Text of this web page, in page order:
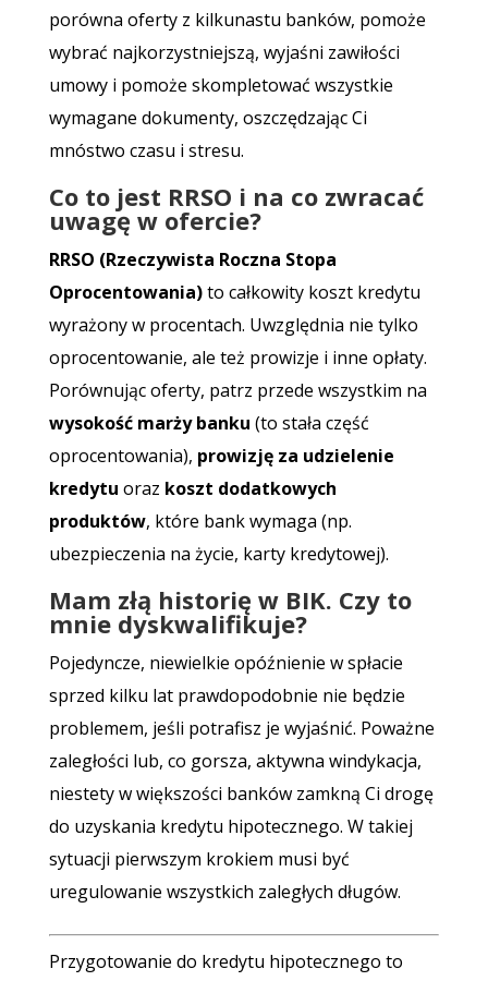
porówna oferty z kilkunastu banków, pomoże
wybrać najkorzystniejszą, wyjaśni zawiłości
umowy i pomoże skompletować wszystkie
wymagane dokumenty, oszczędzając Ci
mnóstwo czasu i stresu.
Co to jest RRSO i na co zwracać
uwagę w ofercie?
RRSO (Rzeczywista Roczna Stopa
Oprocentowania)to całkowity koszt kredytu
wyrażony w procentach. Uwzględnia nie tylko
oprocentowanie, ale też prowizje i inne opłaty.
Porównując oferty, patrz przede wszystkim na
wysokość marży banku (to stała część
oprocentowania), prowizję za udzielenie
kredytu oraz koszt dodatkowych
produktów, które bank wymaga (np.
ubezpieczenia na życie, karty kredytowej).
Mam złą historię w BIK. Czy to
mnie dyskwalifikuje?
Pojedyncze, niewielkie opóźnienie w spłacie
sprzed kilku lat prawdopodobnie nie będzie
problemem, jeśli potrafisz je wyjaśnić. Poważne
zaległości lub, co gorsza, aktywna windykacja,
niestety w większości banków zamkną Ci drogę
do uzyskania kredytu hipotecznego. W takiej
sytuacji pierwszym krokiem musi być
uregulowanie wszystkich zaległych długów.
Przygotowanie do kredytu hipotecznego to